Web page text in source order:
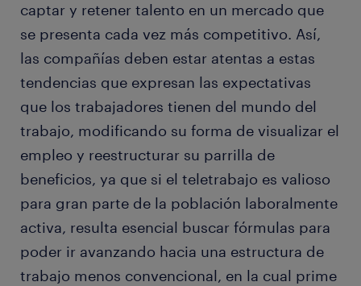
captar y retener talento en un mercado que
se presenta cada vez más competitivo. Así,
las compañías deben estar atentas a estas
tendencias que expresan las expectativas
que los trabajadores tienen del mundo del
trabajo, modificando su forma de visualizar el
empleo y reestructurar su parrilla de
beneficios, ya que si el teletrabajo es valioso
para gran parte de la población laboralmente
activa, resulta esencial buscar fórmulas para
poder ir avanzando hacia una estructura de
trabajo menos convencional, en la cual prime